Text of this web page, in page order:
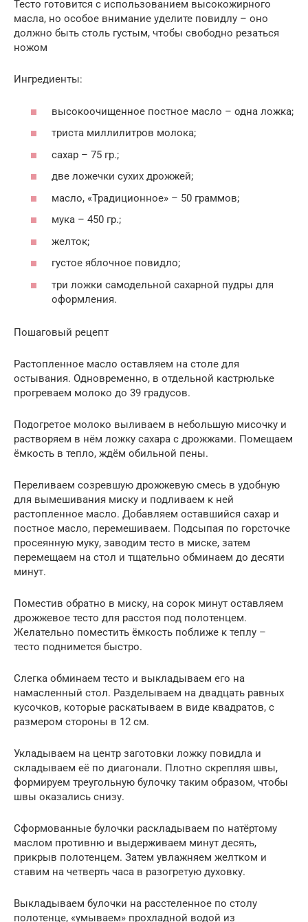
Тесто готовится с использованием высокожирного
масла, но особое внимание уделите повидлу – оно
должно быть столь густым, чтобы свободно резаться
ножом
Ингредиенты:
высокоочищенное постное масло – одна ложка;
триста миллилитров молока;
сахар – 75 гр.;
две ложечки сухих дрожжей;
масло, «Традиционное» – 50 граммов;
мука – 450 гр.;
желток;
густое яблочное повидло;
три ложки самодельной сахарной пудры для
оформления.
Пошаговый рецепт
Растопленное масло оставляем на столе для
остывания. Одновременно, в отдельной кастрюльке
прогреваем молоко до 39 градусов.
Подогретое молоко выливаем в небольшую мисочку и
растворяем в нём ложку сахара с дрожжами. Помещаем
ёмкость в тепло, ждём обильной пены.
Переливаем созревшую дрожжевую смесь в удобную
для вымешивания миску и подливаем к ней
растопленное масло. Добавляем оставшийся сахар и
постное масло, перемешиваем. Подсыпая по горсточке
просеянную муку, заводим тесто в миске, затем
перемещаем на стол и тщательно обминаем до десяти
минут.
Поместив обратно в миску, на сорок минут оставляем
дрожжевое тесто для расстоя под полотенцем.
Желательно поместить ёмкость поближе к теплу –
тесто поднимется быстро.
Слегка обминаем тесто и выкладываем его на
намасленный стол. Разделываем на двадцать равных
кусочков, которые раскатываем в виде квадратов, с
размером стороны в 12 см.
Укладываем на центр заготовки ложку повидла и
складываем её по диагонали. Плотно скрепляя швы,
формируем треугольную булочку таким образом, чтобы
швы оказались снизу.
Сформованные булочки раскладываем по натёртому
маслом противню и выдерживаем минут десять,
прикрыв полотенцем. Затем увлажняем желтком и
ставим на четверть часа в разогретую духовку.
Выкладываем булочки на расстеленное по столу
полотенце, «умываем» прохладной водой из